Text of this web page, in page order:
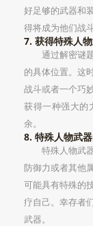
好足够的武器和
得将成为他们战
7. 获得特殊人
通过解密谜
的具体位置。这
战斗或者一个巧
获得一种强大的
余。
8. 特殊人物武
特殊人物武
防御力或者其他
可能具有特殊的
疗自己。幸存者
武器。